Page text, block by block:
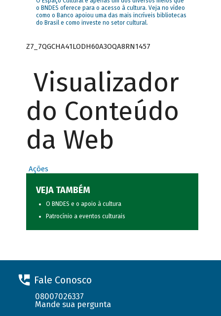
o BNDES oferece para o acesso à cultura. Veja no vídeo
como o Banco apoiou uma das mais incríveis bibliotecas
do Brasil e como investe no setor cultural.
Z7_7QGCHA41LODH60A3OQA8RN1457
Visualizador
do Conteúdo
da Web
Ações
VEJA TAMBÉM
O BNDES e o apoio à cultura
Patrocínio a eventos culturais
Fale Conosco
08007026337
Mande sua pergunta